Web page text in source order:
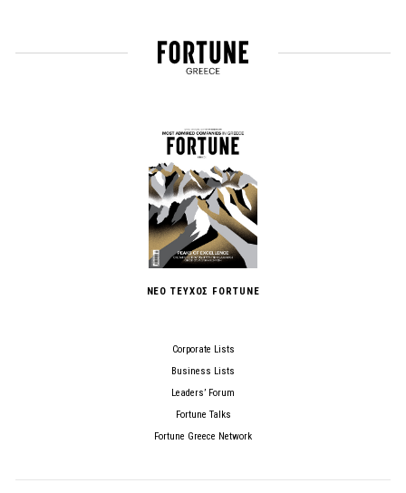
ΝΕΟ ΤΕΥΧΟΣ FORTUNE
Corporate Lists
Business Lists
Leaders’ Forum
Fortune Talks
Fortune Greece Network